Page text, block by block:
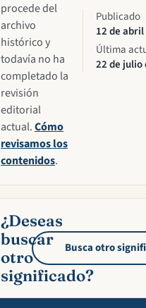
procede del
archivo
histórico y
todavía no ha
completado la
revisión
editorial
actual.Cómo
revisamos los
contenidos.
Publicado
12 de
Última
22 de julio
¿Deseas
buscar
otro
significado?
Busca otro